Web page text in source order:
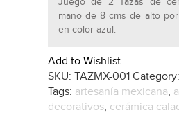
mano de 8 cms de alto
en color azul.
Add to Wishlist
SKU: TAZMX-001 Category:
Tags: artesanía mexicana,
decorativos, cerámica